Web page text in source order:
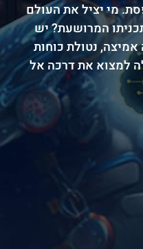
מי יציל את העולם
המרושעת? יש
נטולת כוחות
למצוא את דרכה אל